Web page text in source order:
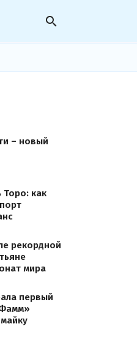
search
– новый
как
рекордной
мира
первый